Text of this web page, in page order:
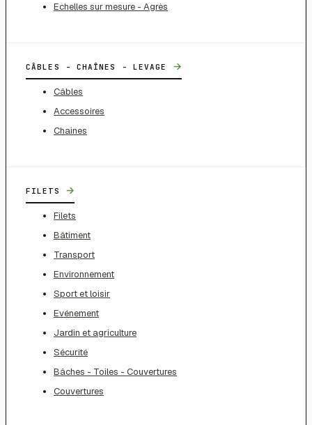
Echelles sur mesure - Agrès
CÂBLES - CHAÎNES - LEVAGE →
Câbles
Accessoires
Chaines
FILETS →
Filets
Bâtiment
Transport
Environnement
Sport et loisir
Evénement
Jardin et agriculture
Sécurité
Bâches - Toiles - Couvertures
Couvertures